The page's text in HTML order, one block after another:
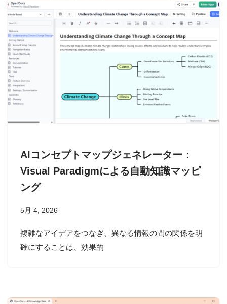
AIコンセプトマップジェネレーター：
Visual Paradigmによる自動知識マッピ
ング
5月 4, 2026
複雑なアイデアをつなぎ、異なる情報の間の関係を明
確にすることは、効果的